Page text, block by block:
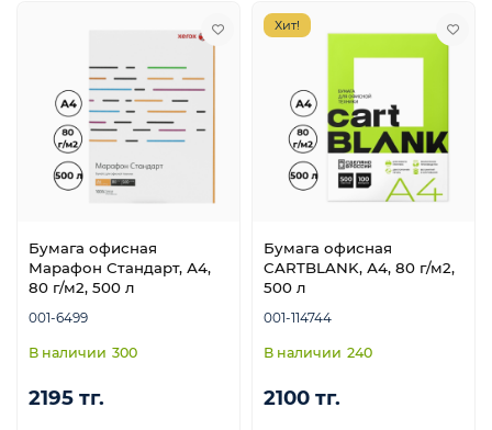
Бумага офисная
Марафон Стандарт, А4,
80 г/м2, 500 л
001-6499
300
2195 тг.
Хит!
Бумага офисная
CARTBLANK, А4, 80 г/м2,
500 л
001-114744
240
2100 тг.